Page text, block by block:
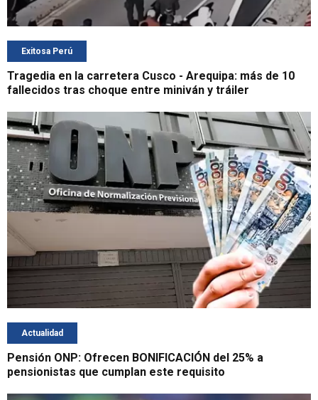
Exitosa Perú
Tragedia en la carretera Cusco - Arequipa: más de 10
fallecidos tras choque entre miniván y tráiler
Actualidad
Pensión ONP: Ofrecen BONIFICACIÓN del 25% a
pensionistas que cumplan este requisito